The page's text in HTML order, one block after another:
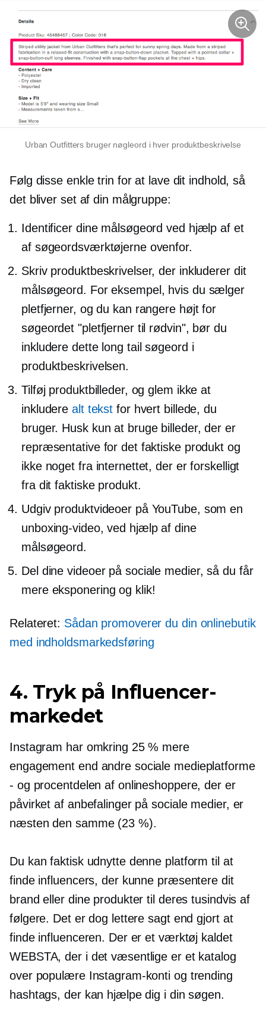
Urban Outfitters bruger nøgleord i hver produktbeskrivelse
Følg disse enkle trin for at lave dit indhold, så
det bliver set af din målgruppe:
Identificer dine målsøgeord ved hjælp af et
af søgeordsværktøjerne ovenfor.
Skriv produktbeskrivelser, der inkluderer dit
målsøgeord. For eksempel, hvis du sælger
pletfjerner, og du kan rangere højt for
søgeordet "pletfjerner til rødvin", bør du
inkludere dette long tail søgeord i
produktbeskrivelsen.
Tilføj produktbilleder, og glem ikke at
inkluderealt tekst for hvert billede, du
bruger. Husk kun at bruge billeder, der er
repræsentative for det faktiske produkt og
ikke noget fra internettet, der er forskelligt
fra dit faktiske produkt.
Udgiv produktvideoer på YouTube, som en
unboxing-video, ved hjælp af dine
målsøgeord.
Del dine videoer på sociale medier, så du får
mere eksponering og klik!
Relateret: Sådan promoverer du din onlinebutik
med indholdsmarkedsføring
4. Tryk på Influencer-
markedet
Instagram har omkring 25 % mere
engagement end andre sociale medieplatforme
- og procentdelen af ​​onlineshoppere, der er
påvirket af anbefalinger på sociale medier, er
næsten den samme (23 %).
Du kan faktisk udnytte denne platform til at
finde influencers, der kunne præsentere dit
brand eller dine produkter til deres tusindvis af
følgere. Det er dog lettere sagt end gjort at
finde influenceren. Der er et værktøj kaldet
WEBSTA, der i det væsentlige er et katalog
over populære Instagram-konti og trending
hashtags, der kan hjælpe dig i din søgen.